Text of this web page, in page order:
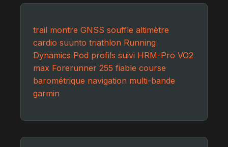
trail montre GNSS souffle altimètre
cardio suunto triathlon Running
Dynamics Pod profils suivi HRM-Pro VO2
max Forerunner 255 fiable course
barométrique navigation multi-bande
garmin